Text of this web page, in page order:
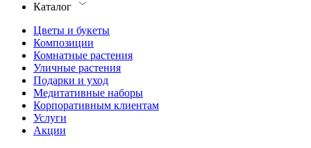
Каталог
Цветы и букеты
Композиции
Комнатные растения
Уличные растения
Подарки и уход
Медитативные наборы
Корпоративным клиентам
Услуги
Акции